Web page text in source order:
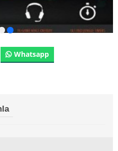
Whatsapp